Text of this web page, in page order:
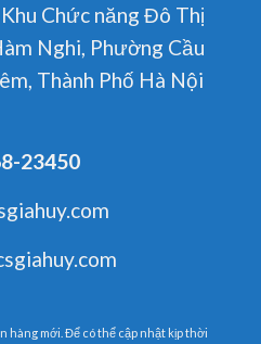
Chức năng Đô Thị
Nghi, Phường Cầu
Thành Phố Hà Nội
23450
hàng mới. Để có thể cập nhật kịp thời